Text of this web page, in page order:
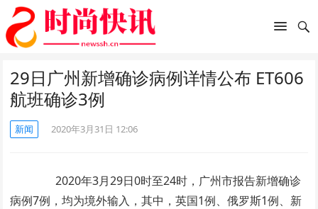
29日广州新增确诊病例详情公布 ET606
航班确诊3例
新闻 2020年3月31日 12:06
2020年3月29日0时至24时，广州市报告新增确诊
病例7例，均为境外输入，其中，英国1例、俄罗斯1例、新